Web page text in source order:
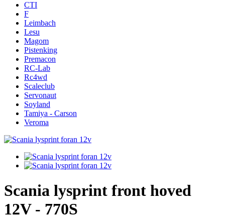
CTI
F
Leimbach
Lesu
Magom
Pistenking
Premacon
RC-Lab
Rc4wd
Scaleclub
Servonaut
Soyland
Tamiya - Carson
Veroma
Scania lysprint front hoved
12V - 770S